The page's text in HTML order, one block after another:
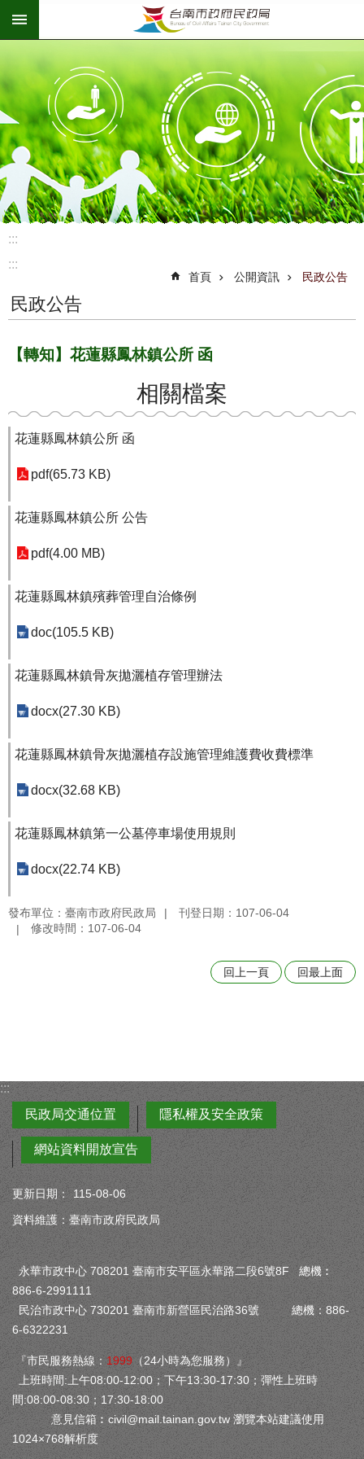
跳到主要內容區塊
:::
:::
首頁 公開資訊 民政公告
民政公告
【轉知】花蓮縣鳳林鎮公所 函
相關檔案
花蓮縣鳳林鎮公所 函
pdf(65.73 KB)
花蓮縣鳳林鎮公所 公告
pdf(4.00 MB)
花蓮縣鳳林鎮殯葬管理自治條例
doc(105.5 KB)
花蓮縣鳳林鎮骨灰拋灑植存管理辦法
docx(27.30 KB)
花蓮縣鳳林鎮骨灰拋灑植存設施管理維護費收費標準
docx(32.68 KB)
花蓮縣鳳林鎮第一公墓停車場使用規則
docx(22.74 KB)
發布單位：臺南市政府民政局
刊登日期：107-06-04
修改時間：107-06-04
回上一頁 回最上面
:::
民政局交通位置
隱私權及安全政策
網站資料開放宣告
更新日期：
115-08-06
資料維護：臺南市政府民政局
永華市政中心 708201 臺南市安平區永華路二段6號8F 總機︰
886-6-2991111
民治市政中心 730201 臺南市新營區民治路36號 總機：886-
6-6322231
『市民服務熱線： 1999 （24小時為您服務）』
上班時間:上午08:00-12:00；下午13:30-17:30；彈性上班時
間:08:00-08:30；17:30-18:00
意見信箱︰ civil@mail.tainan.gov.tw 瀏覽本站建議使用
1024×768解析度